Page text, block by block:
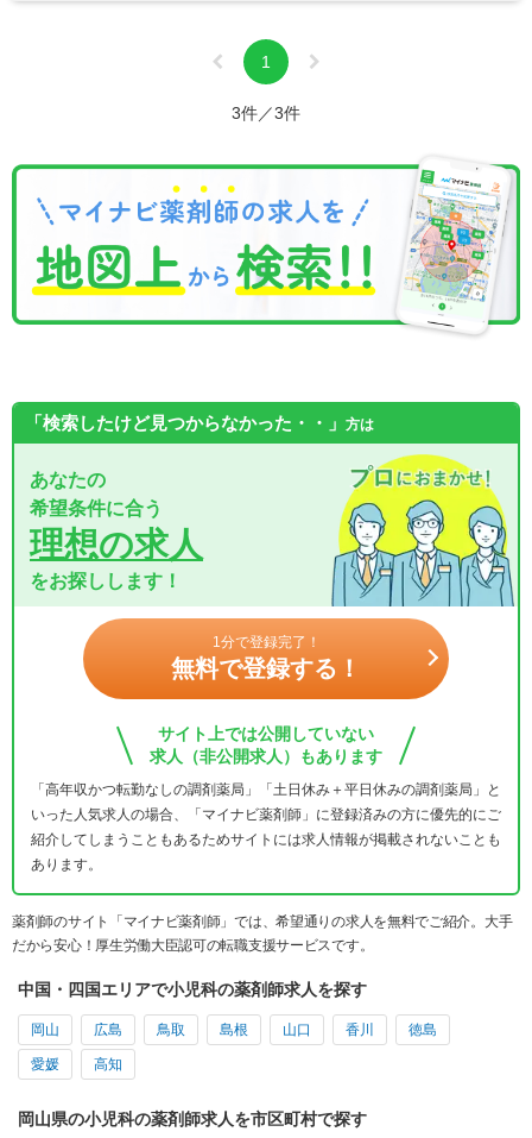
1
3件／3件
「検索したけど見つからなかった・・」 方は
あなたの
希望条件に合う
理想の求人
をお探しします！
1分で登録完了！
無料で登録する！
サイト上では公開していない
求人（非公開求人）もあります
「高年収かつ転勤なしの調剤薬局」「土日休み＋平日休みの調剤薬局」と
いった人気求人の場合、「マイナビ薬剤師」に登録済みの方に優先的にご
紹介してしまうこともあるためサイトには求人情報が掲載されないことも
あります。
薬剤師のサイト「マイナビ薬剤師」では、希望通りの求人を無料でご紹介。大手
だから安心！厚生労働大臣認可の転職支援サービスです。
中国・四国エリアで小児科の薬剤師求人を探す
岡山 広島 鳥取 島根 山口 香川 徳島
愛媛 高知
岡山県の小児科の薬剤師求人を市区町村で探す